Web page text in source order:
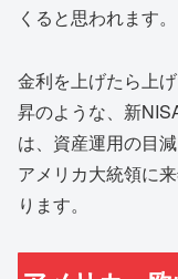
くると思われます。
金利を上げたら上
昇のような、新
は、資産運用の目
アメリカ大統領に
ります。